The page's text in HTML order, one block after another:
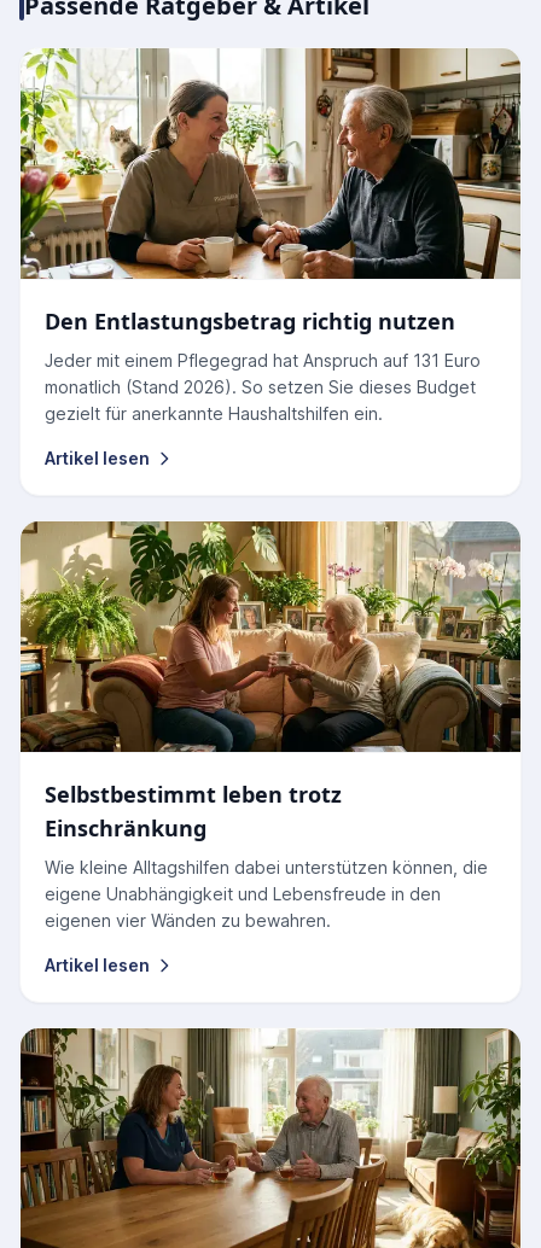
Den Entlastungsbetrag richtig nutzen
Jeder mit einem Pflegegrad hat Anspruch auf 131 Euro
monatlich (Stand 2026). So setzen Sie dieses Budget
gezielt für anerkannte Haushaltshilfen ein.
Artikel lesen
Selbstbestimmt leben trotz
Einschränkung
Wie kleine Alltagshilfen dabei unterstützen können, die
eigene Unabhängigkeit und Lebensfreude in den
eigenen vier Wänden zu bewahren.
Artikel lesen